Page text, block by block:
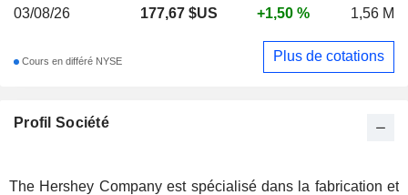
Profil Société
The Hershey Company est spécialisé dans la fabrication et
03/08/26
177,67 $US +1,50 % 1,56 M
Cours en différé NYSE Plus de cotations